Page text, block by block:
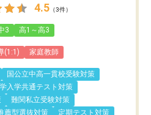
4.5 （3件）
3 高1～高3
(1:1) 家庭教師
国公立中高一貫校受験対策
入学共通テスト対策
難関私立受験対策
薦型選抜対策
定期テスト対策